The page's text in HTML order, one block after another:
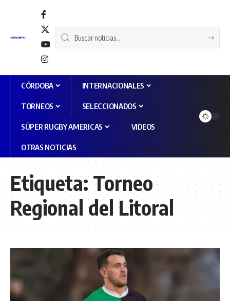
CÓRDOBA INTERNACIONALES
TORNEOS SELECCIONADOS
SÚPER RUGBY AMERICAS VIDEOS
OTRAS NOTICIAS
Etiqueta:Torneo
Regional del Litoral